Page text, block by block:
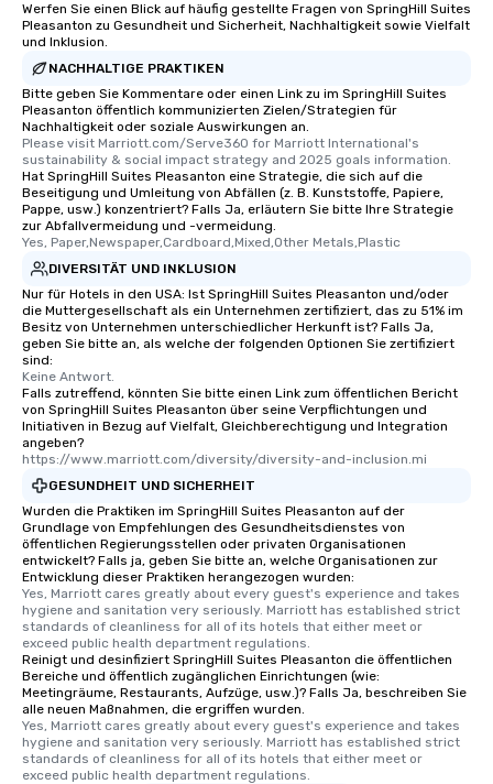
Werfen Sie einen Blick auf häufig gestellte Fragen von SpringHill Suites
Pleasanton zu Gesundheit und Sicherheit, Nachhaltigkeit sowie Vielfalt
und Inklusion.
NACHHALTIGE PRAKTIKEN
Bitte geben Sie Kommentare oder einen Link zu im SpringHill Suites
Pleasanton öffentlich kommunizierten Zielen/Strategien für
Nachhaltigkeit oder soziale Auswirkungen an.
Please visit Marriott.com/Serve360 for Marriott International's
sustainability & social impact strategy and 2025 goals information.
Hat SpringHill Suites Pleasanton eine Strategie, die sich auf die
Beseitigung und Umleitung von Abfällen (z. B. Kunststoffe, Papiere,
Pappe, usw.) konzentriert? Falls Ja, erläutern Sie bitte Ihre Strategie
zur Abfallvermeidung und -vermeidung.
Yes, Paper,Newspaper,Cardboard,Mixed,Other Metals,Plastic
DIVERSITÄT UND INKLUSION
Nur für Hotels in den USA: Ist SpringHill Suites Pleasanton und/oder
die Muttergesellschaft als ein Unternehmen zertifiziert, das zu 51% im
Besitz von Unternehmen unterschiedlicher Herkunft ist? Falls Ja,
geben Sie bitte an, als welche der folgenden Optionen Sie zertifiziert
sind:
Keine Antwort.
Falls zutreffend, könnten Sie bitte einen Link zum öffentlichen Bericht
von SpringHill Suites Pleasanton über seine Verpflichtungen und
Initiativen in Bezug auf Vielfalt, Gleichberechtigung und Integration
angeben?
https://www.marriott.com/diversity/diversity-and-inclusion.mi
GESUNDHEIT UND SICHERHEIT
Wurden die Praktiken im SpringHill Suites Pleasanton auf der
Grundlage von Empfehlungen des Gesundheitsdienstes von
öffentlichen Regierungsstellen oder privaten Organisationen
entwickelt? Falls ja, geben Sie bitte an, welche Organisationen zur
Entwicklung dieser Praktiken herangezogen wurden:
Yes, Marriott cares greatly about every guest's experience and takes
hygiene and sanitation very seriously. Marriott has established strict
standards of cleanliness for all of its hotels that either meet or
exceed public health department regulations.
Reinigt und desinfiziert SpringHill Suites Pleasanton die öffentlichen
Bereiche und öffentlich zugänglichen Einrichtungen (wie:
Meetingräume, Restaurants, Aufzüge, usw.)? Falls Ja, beschreiben Sie
alle neuen Maßnahmen, die ergriffen wurden.
Yes, Marriott cares greatly about every guest's experience and takes
hygiene and sanitation very seriously. Marriott has established strict
standards of cleanliness for all of its hotels that either meet or
exceed public health department regulations.